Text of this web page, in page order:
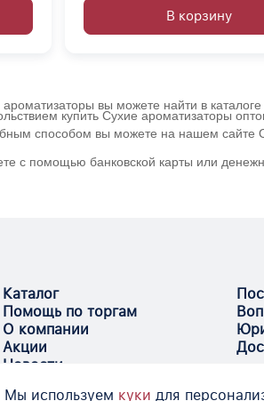
В корзину
вы можете найти в
купить Сухие ароматизаторы
способом вы можете на нашем сайте
с помощью банковской карты или
Каталог
Помощь по торгам
О компании
Акции
Новости
используем куки для